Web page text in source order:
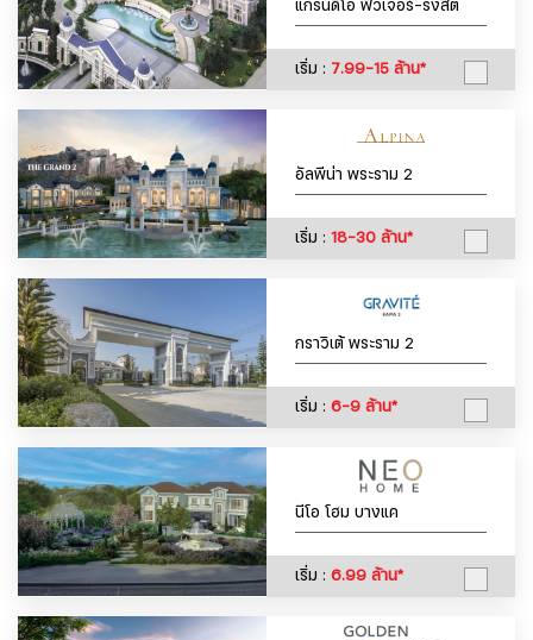
แกรนดิโอ ฟิวเจอร์-รังสิต
เริ่ม : 7.99-15 ล้าน*
อัลพีน่า พระราม 2
เริ่ม : 18-30 ล้าน*
กราวิเต้ พระราม 2
เริ่ม : 6-9 ล้าน*
นีโอ โฮม บางแค
เริ่ม : 6.99 ล้าน*